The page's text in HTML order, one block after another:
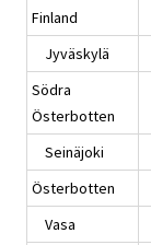
Finland
Jyväskylä
Södra
Österbotten
Seinäjoki
Österbotten
Vasa